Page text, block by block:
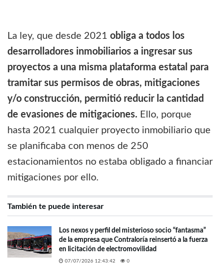
La ley, que desde 2021 obliga a todos los
desarrolladores inmobiliarios a ingresar sus
proyectos a una misma plataforma estatal para
tramitar sus permisos de obras, mitigaciones
y/o construcción, permitió reducir la cantidad
de evasiones de mitigaciones. Ello, porque
hasta 2021 cualquier proyecto inmobiliario que
se planificaba con menos de 250
estacionamientos no estaba obligado a financiar
mitigaciones por ello.
También te puede interesar
Los nexos y perfil del misterioso socio “fantasma”
de la empresa que Contraloría reinsertó a la fuerza
en licitación de electromovilidad
07/07/2026 12:43:42 0